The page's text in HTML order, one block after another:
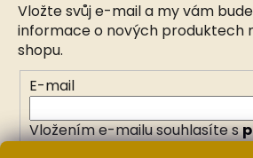
Vložte svůj e-mail a my vám
informace o nových produktech
shopu.
E-mail
Vložením e-mailu souhlasíte s